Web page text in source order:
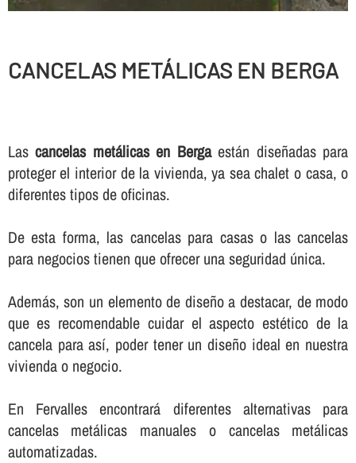
CANCELAS METÁLICAS EN BERGA
Lascancelas metálicas en Bergaestán diseñadas para
proteger el interior de la vivienda, ya sea chalet o casa, o
diferentes tipos de oficinas.
De esta forma, las cancelas para casas o las cancelas
para negocios tienen que ofrecer una seguridad única.
Además, son un elemento de diseño a destacar, de modo
que es recomendable cuidar el aspecto estético de la
cancela para así­, poder tener un diseño ideal en nuestra
vivienda o negocio.
En Fervalles encontrará diferentes alternativas para
cancelas metálicas manuales o cancelas metálicas
automatizadas.